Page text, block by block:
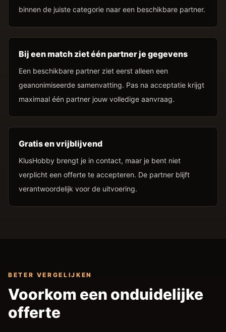
binnen de juiste categorie naar een beschikbare partner.
Bij een match ziet één partner je gegevens
Een beschikbare partner ziet eerst alleen een
geanonimiseerde samenvatting. Pas na acceptatie krijgt
maximaal één partner jouw volledige aanvraag.
Gratis en vrijblijvend
KlusHobby brengt je in contact, maar je bent niet
verplicht een offerte te accepteren. De partner blijft
verantwoordelijk voor de uitvoering.
BETER VERGELIJKEN
Voorkom een onduidelijke
offerte